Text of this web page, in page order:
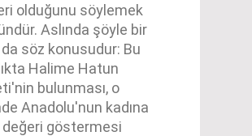
olduğunu söylemek
Aslında şöyle bir
söz konusudur: Bu
Halime Hatun
bulunması, o
Anadolu'nun kadına
göstermesi